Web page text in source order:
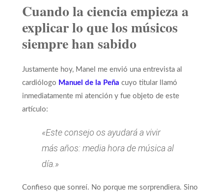
Cuando la ciencia empieza a
explicar lo que los músicos
siempre han sabido
Justamente hoy, Manel me envió una entrevista al
cardiólogo Manuel de la Peña cuyo titular llamó
inmediatamente mi atención y fue objeto de este
artículo:
«Este consejo os ayudará a vivir
más años: media hora de música al
día.»
Confieso que sonreí. No porque me sorprendiera. Sino